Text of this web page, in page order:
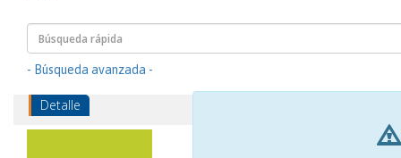
- Búsqueda avanzada -
Detalle